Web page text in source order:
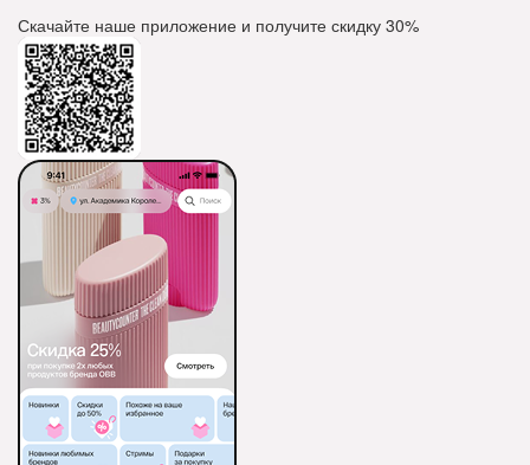
Скачайте наше приложение и получите скидку 30%